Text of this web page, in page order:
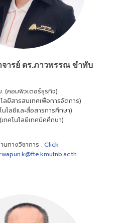
ารย์ ดร.ภาวพรรณ ขำทับ
. (คอมพิวเตอร์ธุรกิจ)
ลยีสารสนเทศเพื่อการจัดการ)
นโลยีและสื่อสารการศึกษา)
ทคโนโลยีเทคนิคศึกษา)
นทางวิชาการ : Click